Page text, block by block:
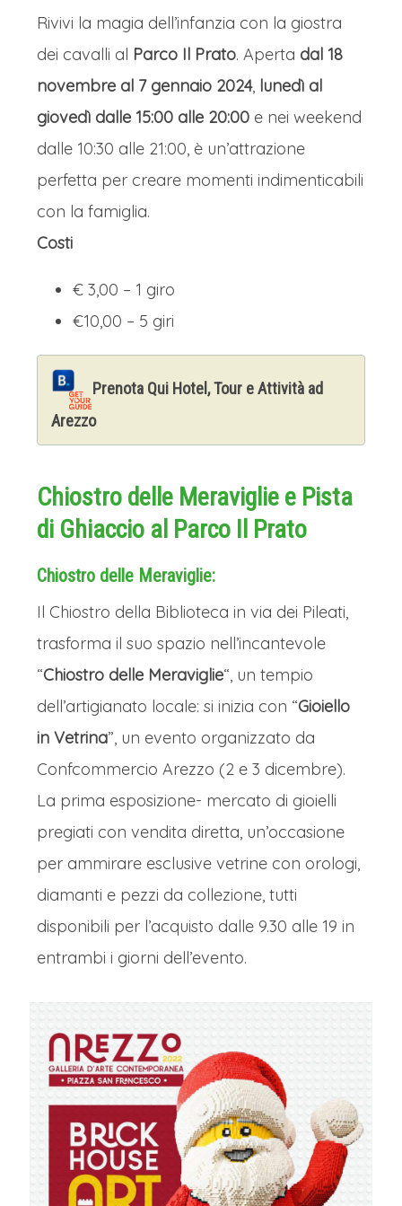
Rivivi la magia dell’infanzia con la giostra
dei cavalli al Parco Il Prato. Aperta dal 18
novembre al 7 gennaio 2024, lunedì al
giovedì dalle 15:00 alle 20:00 e nei weekend
dalle 10:30 alle 21:00, è un’attrazione
perfetta per creare momenti indimenticabili
con la famiglia.
Costi
€ 3,00 – 1 giro
€10,00 – 5 giri
Prenota Qui Hotel, Tour e Attività ad
Arezzo
Chiostro delle Meraviglie e Pista
di Ghiaccio al Parco Il Prato
Chiostro delle Meraviglie:
Il Chiostro della Biblioteca in via dei Pileati,
trasforma il suo spazio nell’incantevole
“Chiostro delle Meraviglie“, un tempio
dell’artigianato locale: si inizia con “Gioiello
in Vetrina”, un evento organizzato da
Confcommercio Arezzo (2 e 3 dicembre).
La prima esposizione- mercato di gioielli
pregiati con vendita diretta, un’occasione
per ammirare esclusive vetrine con orologi,
diamanti e pezzi da collezione, tutti
disponibili per l’acquisto dalle 9.30 alle 19 in
entrambi i giorni dell’evento.